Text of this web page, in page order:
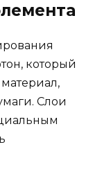
который
Слои